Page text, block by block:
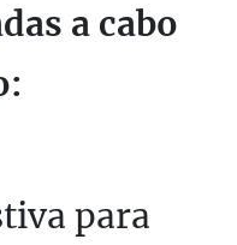
a cabo
para